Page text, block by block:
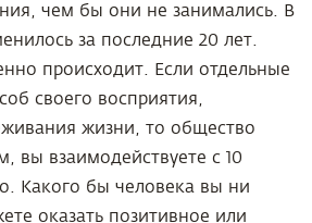
чем бы они не занимались. В
за последние 20 лет.
происходит. Если отдельные
своего восприятия,
жизни, то общество
вы взаимодействуете с 10
Какого бы человека вы ни
оказать позитивное или